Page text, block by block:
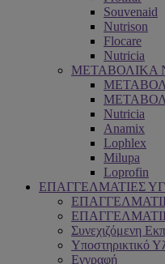
Souvenaid
Nutrison
Flocare
Nutricia
ΜΕΤΑΒΟΛΙΚΑ
Nutricia
Anamix
Lophlex
Milupa
Loprofin
ΕΠΑΓΓΕΛΜΑΤΙΕΣ
Συνεχιζόμενη
Υποστηρικτικό
Εγγραφή